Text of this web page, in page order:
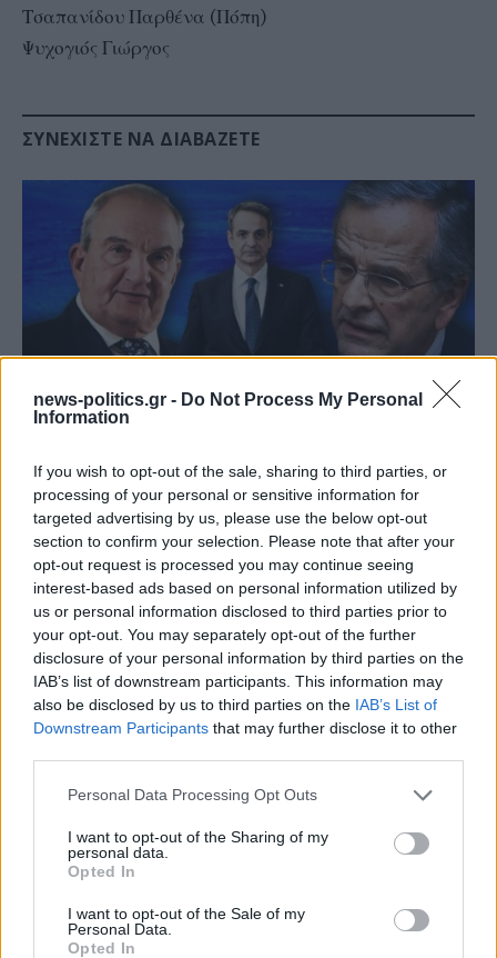
news-politics.gr - Do Not Process My Personal
Information
If you wish to opt-out of the sale, sharing to third parties, or
processing of your personal or sensitive information for
targeted advertising by us, please use the below opt-out
section to confirm your selection. Please note that after your
opt-out request is processed you may continue seeing
interest-based ads based on personal information utilized by
us or personal information disclosed to third parties prior to
your opt-out. You may separately opt-out of the further
disclosure of your personal information by third parties on the
IAB’s list of downstream participants. This information may
also be disclosed by us to third parties on the IAB’s List of
Downstream Participants that may further disclose it to other
Personal Data Processing Opt Outs
I want to opt-out of the Sharing of my
personal data.
Opted In
I want to opt-out of the Sale of my
Personal Data.
Opted In
Τσαπανίδου Παρθένα (Πόπη)
Ψυχογιός Γιώργος
ΣΥΝΕΧΊΣΤΕ ΝΑ ΔΙΑΒΆΖΕΤΕ
(ΒΙΝΤΕΟ) Η ώρα των διλημμάτων έχει τελειώσει: «Το
εκλογικό ποσοστό του Αν. Σαμαρά θα είναι έκπληξη
για όλους»
Γ. Ξηραδάκης: «Ολιγοπωλιακή δομή στην Ελληνική
Ακτοπλοΐα – Ποιοι ελέγχουν το 60% του συνολικού
στόλου»